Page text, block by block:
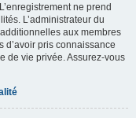
ne prend
L’administrateur du
aux membres
d’avoir pris connaissance
de vie privée. Assurez-vous